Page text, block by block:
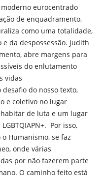
eurocentrado
de enquadramento,
como uma totalidade,
da despossessão. Judith
abre margens para
do enlutamento
vidas
do nosso texto,
e coletivo no lugar
de luta e um lugar
Por isso,
Humanismo, se faz
onde várias
por não fazerem parte
O caminho feito está